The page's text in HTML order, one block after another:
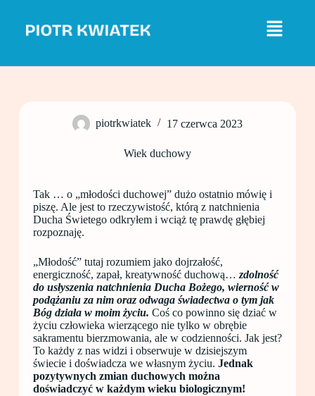
j
piotrkwiatek 17 czerwca 2023
Wiek duchowy
Tak … o „młodości duchowej” dużo ostatnio mówię i
piszę. Ale jest to rzeczywistość, którą z natchnienia
Ducha Świetego odkryłem i wciąż tę prawdę głębiej
rozpoznaję.
„Młodość” tutaj rozumiem jako dojrzałość,
energiczność, zapał, kreatywność duchową… zdolność
do usłyszenia natchnienia Ducha Bożego, wierność w
podążaniu za nim oraz odwaga świadectwa o tym jak
Bóg działa w moim życiu. Coś co powinno się dziać w
życiu człowieka wierzącego nie tylko w obrębie
sakramentu bierzmowania, ale w codzienności. Jak jest?
To każdy z nas widzi i obserwuje w dzisiejszym
świecie i doświadcza we własnym życiu. Jednak
pozytywnych zmian duchowych można
doświadczyć w każdym wieku biologicznym!